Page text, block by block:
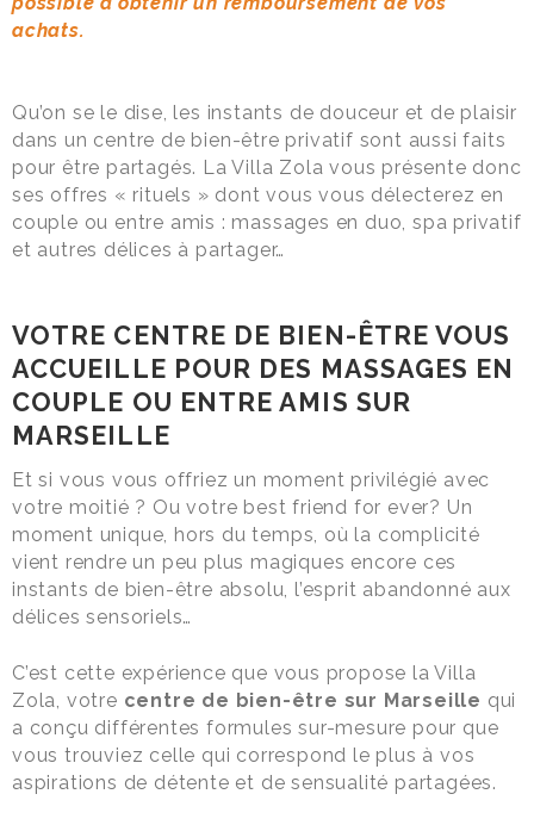
achats.
Qu’on se le dise, les instants de douceur et de plaisir
dans un centre de bien-être privatif sont aussi faits
pour être partagés. La Villa Zola vous présente donc
ses offres « rituels » dont vous vous délecterez en
couple ou entre amis : massages en duo, spa privatif
et autres délices à partager…
VOTRE CENTRE DE BIEN-ÊTRE VOUS
ACCUEILLE POUR DES MASSAGES EN
COUPLE OU ENTRE AMIS SUR
MARSEILLE
Et si vous vous offriez un moment privilégié avec
votre moitié ? Ou votre best friend for ever? Un
moment unique, hors du temps, où la complicité
vient rendre un peu plus magiques encore ces
instants de bien-être absolu, l’esprit abandonné aux
délices sensoriels…
C’est cette expérience que vous propose la Villa
Zola, votre centre de bien-être sur Marseille qui
a conçu différentes formules sur-mesure pour que
vous trouviez celle qui correspond le plus à vos
aspirations de détente et de sensualité partagées.